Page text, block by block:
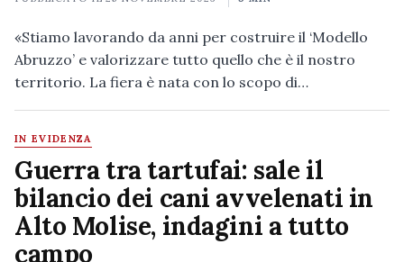
«Stiamo lavorando da anni per costruire il ‘Modello
Abruzzo’ e valorizzare tutto quello che è il nostro
territorio. La fiera è nata con lo scopo di…
IN EVIDENZA
Guerra tra tartufai: sale il
bilancio dei cani avvelenati in
Alto Molise, indagini a tutto
campo